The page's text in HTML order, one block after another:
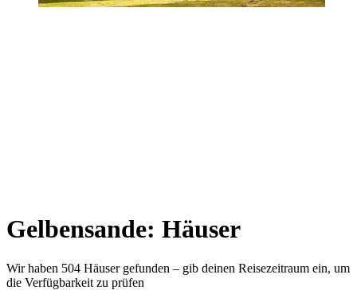
Gelbensande: Häuser
Wir haben 504 Häuser gefunden – gib deinen Reisezeitraum ein, um
die Verfügbarkeit zu prüfen